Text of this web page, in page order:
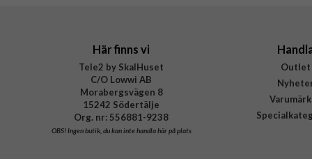
Här finns vi
Tele2 by SkalHuset
C/O Lowwi AB
Morabergsvägen 8
15242 Södertälje
Org. nr: 556881-9238
OBS!Ingen butik, du kan inte handla här på plats
Outlet